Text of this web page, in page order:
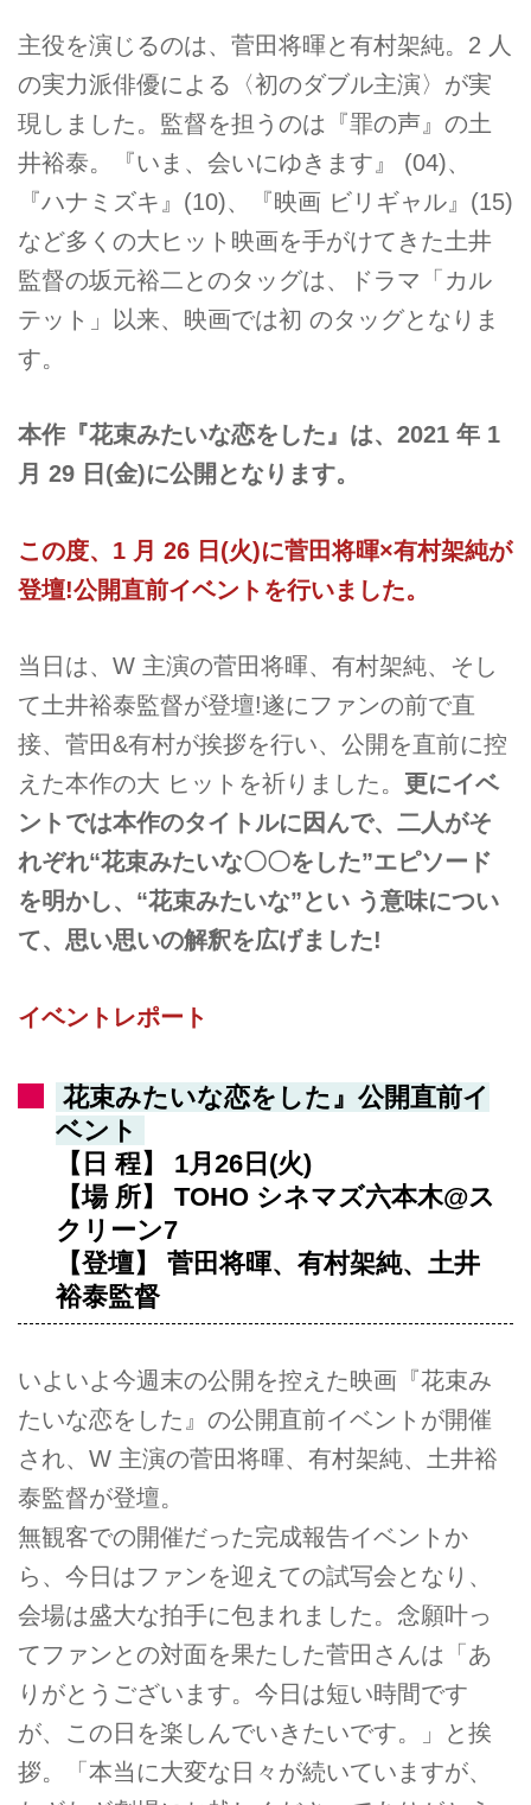
主役を演じるのは、菅田将暉と有村架純。2 人
の実力派俳優による〈初のダブル主演〉が実
現しました。監督を担うのは『罪の声』の土
井裕泰。『いま、会いにゆきます』 (04)、
『ハナミズキ』(10)、『映画 ビリギャル』(15)
など多くの大ヒット映画を手がけてきた土井
監督の坂元裕二とのタッグは、ドラマ「カル
テット」以来、映画では初 のタッグとなりま
す。
本作『花束みたいな恋をした』は、2021 年 1
月 29 日(金)に公開となります。
この度、1 月 26 日(火)に菅田将暉×有村架純が
登壇!公開直前イベントを行いました。
当日は、W 主演の菅田将暉、有村架純、そし
て土井裕泰監督が登壇!遂にファンの前で直
接、菅田&有村が挨拶を行い、公開を直前に控
えた本作の大 ヒットを祈りました。 更にイベ
ントでは本作のタイトルに因んで、二人がそ
れぞれ“花束みたいな〇〇をした”エピソード
を明かし、“花束みたいな”とい う意味につい
て、思い思いの解釈を広げました!
イベントレポート
花束みたいな恋をした』公開直前イ
ベント
【日 程】 1月26日(火)
【場 所】 TOHO シネマズ六本木@ス
クリーン7
【登壇】 菅田将暉、有村架純、土井
裕泰監督
いよいよ今週末の公開を控えた映画『花束み
たいな恋をした』の公開直前イベントが開催
され、W 主演の菅田将暉、有村架純、土井裕
泰監督が登壇。
無観客での開催だった完成報告イベントか
ら、今日はファンを迎えての試写会となり、
会場は盛大な拍手に包まれました。念願叶っ
てファンとの対面を果たした菅田さんは「あ
りがとうございます。今日は短い時間です
が、この日を楽しんでいきたいです。」と挨
拶。「本当に大変な日々が続いていますが、